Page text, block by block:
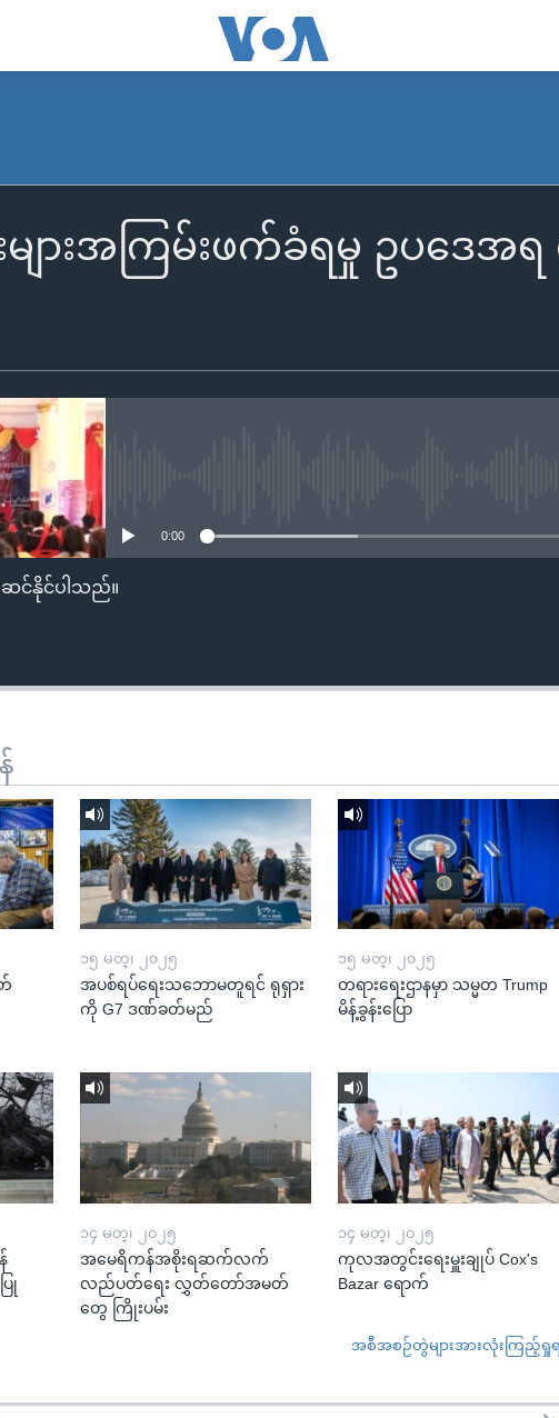
ျားအကြမ်းဖက်ခံရမှု ဥပဒေအ
0:00
ဆင်နိုင်ပါသည်။
၁၅ မတ္၊ ၂၀၂၅
အပစ်ရပ်ရေးသဘောမတူရင် ရုရှား
ကို G7 ဒဏ်ခတ်မည်
၁၅ မတ္၊ ၂၀၂၅
တရားရေးဌာနမှာ သမ္မတ Trump
မိန့်ခွန်းပြော
၁၄ မတ္၊ ၂၀၂၅
အမေရိကန်အစိုးရဆက်လက်
လည်ပတ်ရေး လွှတ်တော်အမတ်
တွေ ကြိုးပမ်း
၁၄ မတ္၊ ၂၀၂၅
ကုလအတွင်းရေးမှူးချုပ် Cox's
Bazar ရောက်
အစီအစဉ်တွဲများအားလုံးကြည့်ရှု